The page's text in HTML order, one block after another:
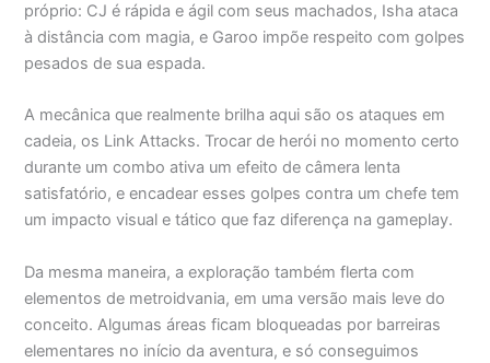
próprio: CJ é rápida e ágil com seus machados, Isha ataca
à distância com magia, e Garoo impõe respeito com golpes
pesados de sua espada.
A mecânica que realmente brilha aqui são os ataques em
cadeia, os Link Attacks. Trocar de herói no momento certo
durante um combo ativa um efeito de câmera lenta
satisfatório, e encadear esses golpes contra um chefe tem
um impacto visual e tático que faz diferença na gameplay.
Da mesma maneira, a exploração também flerta com
elementos de metroidvania, em uma versão mais leve do
conceito. Algumas áreas ficam bloqueadas por barreiras
elementares no início da aventura, e só conseguimos